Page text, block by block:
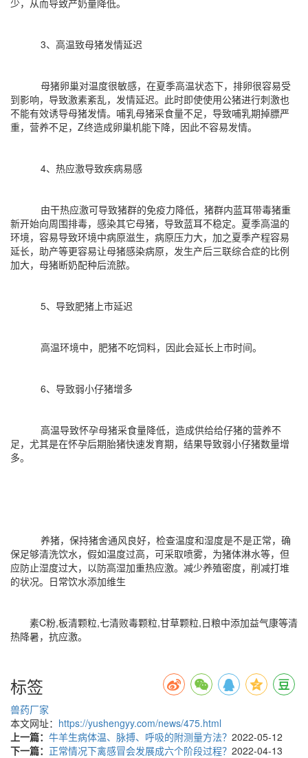
3、高温致母猪发情延迟
母猪卵巢对温度很敏感，在夏季高温状态下，排卵很容易受
到影响，导致激素紊乱，发情延迟。此时即使使用公猪进行刺激也
不能有效诱导母猪发情。哺乳母猪采食量不足，导致哺乳期掉膘严
重，营养不足，Z终造成卵巢机能下降，因此不容易发情。
4、热应激导致疾病易感
由干热应激可导致猪群的免疫力降低，猪群内蓝耳带毒猪重
新开始向周围排毒，感染其它母猪，导致蓝耳不稳定。夏季高温的
环境，容易导致环境中病原滋生，病原压力大，加之夏季产程容易
延长，助产等更容易让母猪感染病原，发生产后三联综合症的比例
加大，母猪断奶配种后流脓。
5、导致肥猪上市延迟
高温环境中，肥猪不吃饲料，因此会延长上市时间。
6、导致弱小仔猪增多
高温导致怀孕母猪采食量降低，造成供给给仔猪的营养不
足，尤其是在怀孕后期胎猪快速发育期，结果导致弱小仔猪数量增
多。
养猪，保持猪舍通风良好，检查温度和湿度是不是正常，确
保足够清洗饮水，假如温度过高，可采取喷雾，为猪体淋水等，但
应防止湿度过大，以防高湿加重热应激。减少养殖密度，削减打堆
的状况。日常饮水添加维生
素C粉,板清颗粒,七清败毒颗粒,甘草颗粒,日粮中添加益气康等清
热降暑，抗应激。
标签
兽药厂家
本文网址： https://yushengyy.com/news/475.html
上一篇： 牛羊生病体温、脉搏、呼吸的附测量方法？ 2022-05-12
下一篇： 正常情况下禽感冒会发展成六个阶段过程？ 2022-04-13